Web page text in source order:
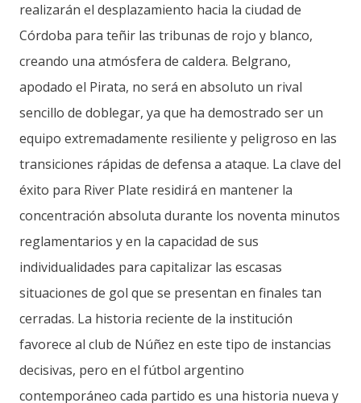
realizarán el desplazamiento hacia la ciudad de
Córdoba para teñir las tribunas de rojo y blanco,
creando una atmósfera de caldera. Belgrano,
apodado el Pirata, no será en absoluto un rival
sencillo de doblegar, ya que ha demostrado ser un
equipo extremadamente resiliente y peligroso en las
transiciones rápidas de defensa a ataque. La clave del
éxito para River Plate residirá en mantener la
concentración absoluta durante los noventa minutos
reglamentarios y en la capacidad de sus
individualidades para capitalizar las escasas
situaciones de gol que se presentan en finales tan
cerradas. La historia reciente de la institución
favorece al club de Núñez en este tipo de instancias
decisivas, pero en el fútbol argentino
contemporáneo cada partido es una historia nueva y